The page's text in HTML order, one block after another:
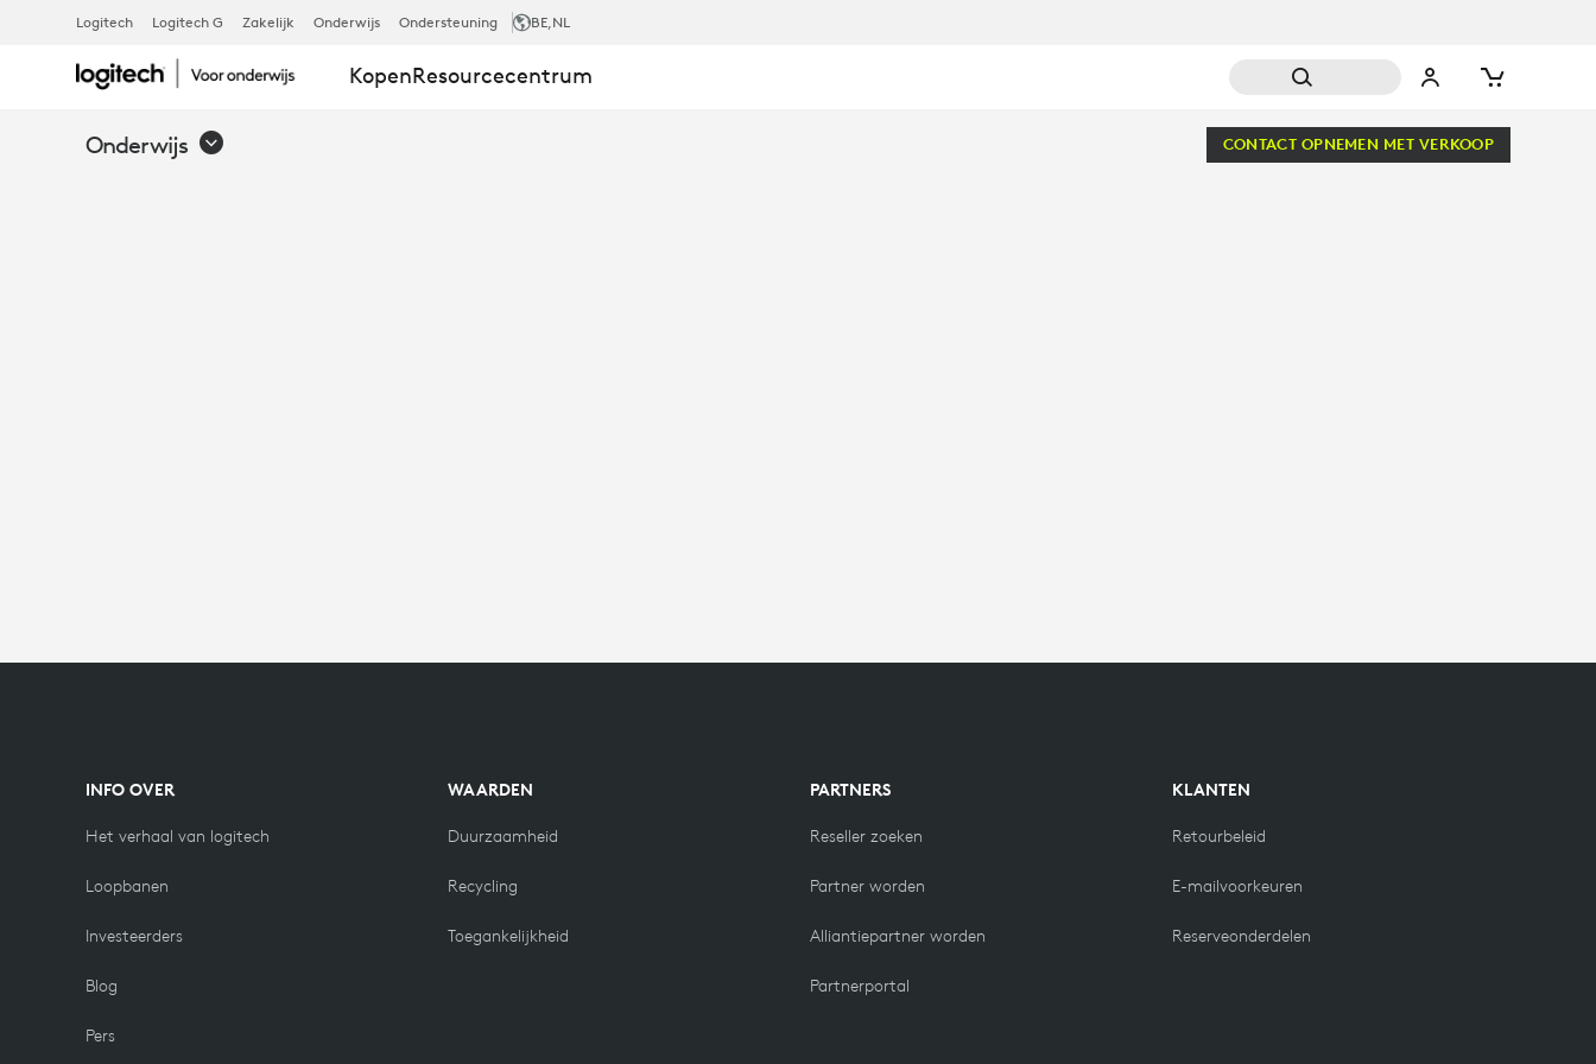
TRANSFORM
ROOMS
Logitech Logitech G Zakelijk Onderwijs Ondersteuning BE,NL
KopenResourcecentrum
Onderwijs CONTACT OPNEMEN MET VERKOOP
INFO OVER
Het verhaal van logitech
Loopbanen
Investeerders
Blog
Pers
WAARDEN
Duurzaamheid
Recycling
Toegankelijkheid
PARTNERS
Reseller zoeken
Partner worden
Alliantiepartner worden
Partnerportal
KLANTEN
Retourbeleid
E-mailvoorkeuren
Reserveonderdelen